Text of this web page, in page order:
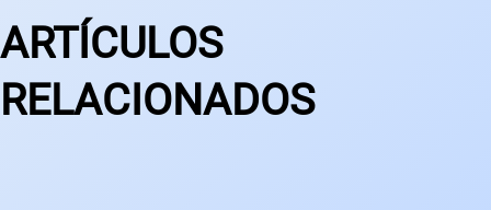
ARTÍCULOS
RELACIONADOS